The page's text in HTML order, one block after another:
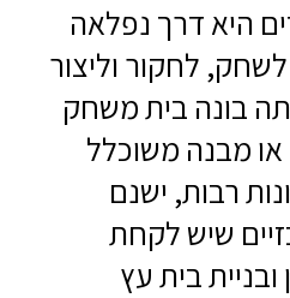
היא דרך נפלאה
לחקור וליצור
בונה בית משחק
מבנה משוכלל
רבות, ישנם
שיש לקחת
בית עץ